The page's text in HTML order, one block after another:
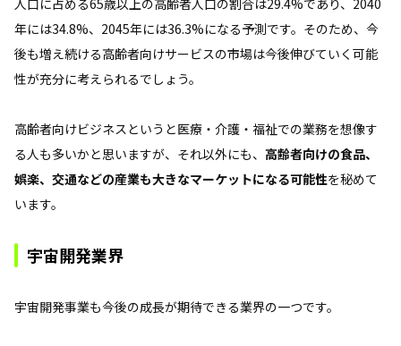
年には34.8%、2045年には36.3%になる予測です。そのため、今
後も増え続ける高齢者向けサービスの市場は今後伸びていく可能
性が充分に考えられるでしょう。
高齢者向けビジネスというと医療・介護・福祉での業務を想像す
る人も多いかと思いますが、それ以外にも、 高齢者向けの食品、
娯楽、交通などの産業も大きなマーケットになる可能性を秘めて
います。
宇宙開発業界
宇宙開発事業も今後の成長が期待できる業界の一つです。